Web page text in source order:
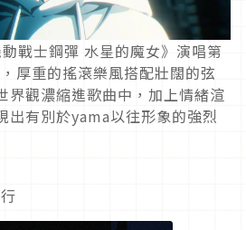
戰士鋼彈 水星的魔女》演唱第
厚重的搖滾樂風搭配壯闊的弦
界觀濃縮進歌曲中，加上情緒渲
出有別於yama以往形象的強烈